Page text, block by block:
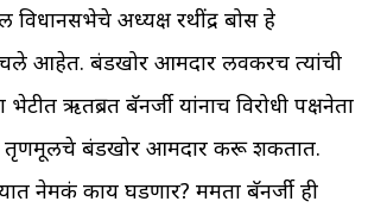
विधानसभेचे अध्यक्ष रथींद्र बोस हे
आहेत. बंडखोर आमदार लवकरच त्यांची
ऋतब्रत बॅनर्जी यांनाच विरोधी पक्षनेता
तृणमूलचे बंडखोर आमदार करू शकतात.
नेमकं काय घडणार? ममता बॅनर्जी ही